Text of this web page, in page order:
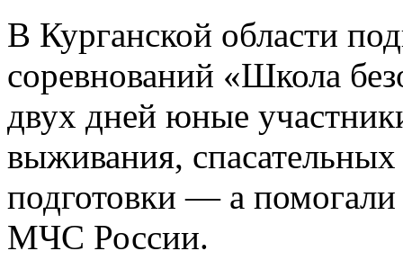
В Курганской области
соревнований «Школа
двух дней юные
выживания,
подготовки — а помогали
МЧС России.